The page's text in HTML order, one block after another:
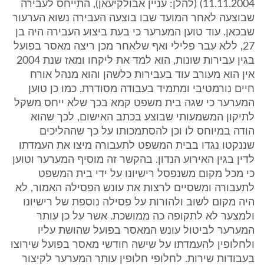
11.11.2004) (להלן: עניין אבולקיעאן), התייחס לעבירה
שבוצעה לאחר המועד שבו בוצעה העבירה נשוא הערעור
שבכאן. עוד טוען המערער כי בעת ביצוע העבירה היה בן
27, ללא עבר פלילי ואף שלאחר מכן ריצה מאסר בפועל
בגין עבירות שונות, הוא למד את ליקחו ומאז שנת 2004
אין הוא מעורב עוד בעבירות כלשהן והוא מנהל אורח
חיים נורמטיבי ומתמיד בעבודה מסודרת. כמו כן טוען
המערער כי שגה בית משפט קמא בכך שלא ייחס משקל
לתיקון המשמעותי שבוצע בכתב האישום, לכך שהוא
הודה במיוחס לו וכן להסתמכותו על כך שההליכים
שננקטו נגדו בבית המשפט לתעבורה מיצו את העמדתו
לדין בגין האירוע הנדון. בהקשר זה מוסיף המערער וטוען
כי מכל מקום משנפסל רישיונו על ידי בית המשפט
לתעבורה ומשסיים לרצות את עונש הפסילה האמור, לא
היה מקום לשוב ולהורות על פסילה נוספת של רישיונו
ולמצער לא לתקופה כה ממושכת. אשר על כן עותר
המערער לביטול עונש המאסר בפועל שהושת עליו
ולחלופין להעמדתו על שישה חודשי מאסר בפועל שירוצו
בעבודות שירות. לחלופי חלופין עותר המערער לקיצור